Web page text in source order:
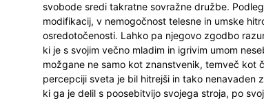
svobode sredi takratne sovražne družbe.
modifikacij, v nemogočnost telesne in umske
osredotočenosti. Lahko pa njegovo zgodbo
ki je s svojim večno mladim in igrivim umom
možgane ne samo kot znanstvenik, temveč kot
percepciji sveta je bil hitrejši in tako nenavaden
ki ga je delil s poosebitvijo svojega stroja, po